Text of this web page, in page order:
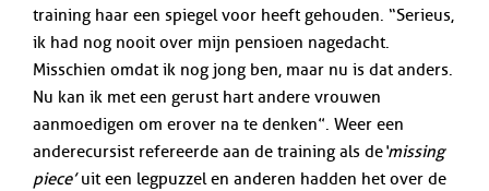
training haar een spiegel voor heeft gehouden. “Serieus,
ik had nog nooit over mijn pensioen nagedacht.
Misschien omdat ik nog jong ben, maar nu is dat anders.
Nu kan ik met een gerust hart andere vrouwen
aanmoedigen om erover na te denken”. Weer een
andere cursist refereerde aan de training als de‘missing
piece’uit een legpuzzel en anderen hadden het over de